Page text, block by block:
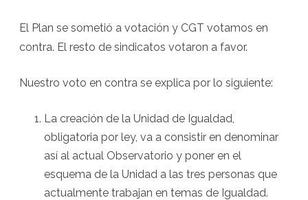
El Plan se sometió a votación y CGT votamos en
contra. El resto de sindicatos votaron a favor.
Nuestro voto en contra se explica por lo siguiente:
La creación de la Unidad de Igualdad,
obligatoria por ley, va a consistir en denominar
así al actual Observatorio y poner en el
esquema de la Unidad a las tres personas que
actualmente trabajan en temas de Igualdad.